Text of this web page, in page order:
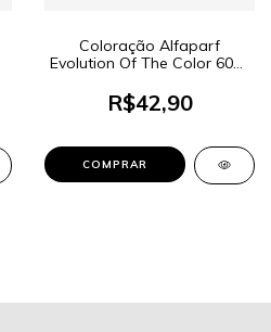
Coloração Alfaparf
Evolution Of The Color 60ml
R$42,90